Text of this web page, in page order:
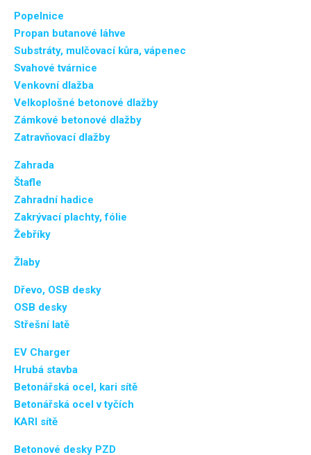
Popelnice
Propan butanové láhve
Substráty, mulčovací kůra, vápenec
Svahové tvárnice
Venkovní dlažba
Velkoplošné betonové dlažby
Zámkové betonové dlažby
Zatravňovací dlažby
Zahrada
Štafle
Zahradní hadice
Zakrývací plachty, fólie
Žebříky
Žlaby
Dřevo, OSB desky
OSB desky
Střešní latě
EV Charger
Hrubá stavba
Betonářská ocel, kari sítě
Betonářská ocel v tyčích
KARI sítě
Betonové desky PZD